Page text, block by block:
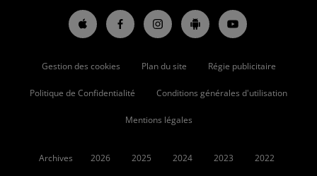
Gestion des cookies Plan du site Régie publicitaire
Politique de Confidentialité Conditions générales d'utilisation
Mentions légales
Archives 2026 2025 2024 2023 2022